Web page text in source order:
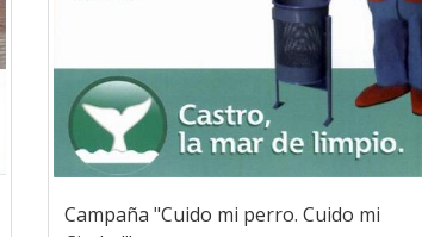
Campaña "Cuido mi perro. Cuido mi